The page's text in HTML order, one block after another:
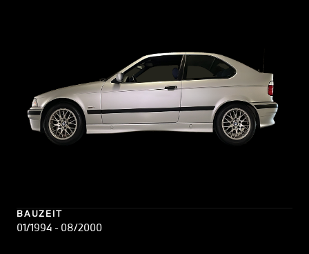
BAUZEIT
01/1994 - 08/2000